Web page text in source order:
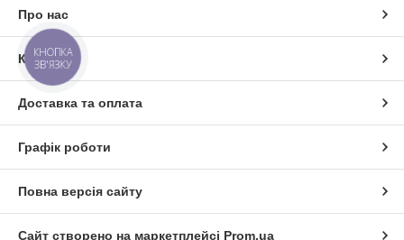
Про нас
Контакти
Доставка та оплата
Графік роботи
Повна версія сайту
Сайт створено на маркетплейсі Prom.ua
КНОПКА
ЗВ'ЯЗКУ